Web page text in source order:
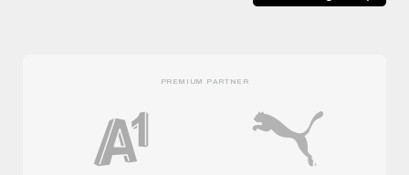
PREMIUM PARTNER